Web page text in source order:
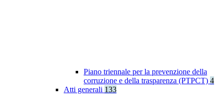
Piano triennale per la prevenzione della
corruzione e della trasparenza (PTPCT) 4
Atti generali 133